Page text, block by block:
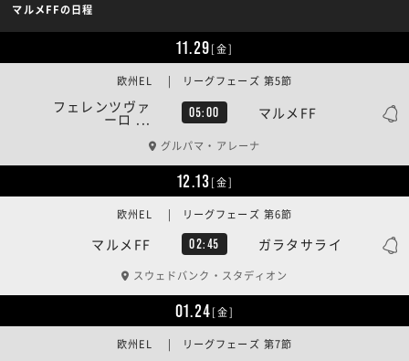
マルメFFの日程
11.29[金]
フェレンツヴァ
ーロ ... 05:00 マルメFF
欧州EL | リーグフェーズ 第5節
グルパマ・アレーナ
12.13[金]
マルメFF 02:45 ガラタサライ
欧州EL | リーグフェーズ 第6節
スウェドバンク・スタディオン
01.24[金]
欧州EL | リーグフェーズ 第7節